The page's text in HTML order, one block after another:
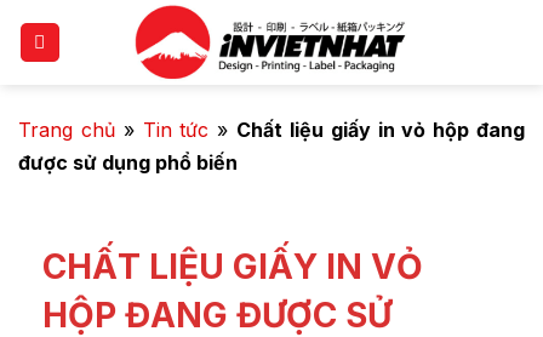
Trang chủ» Tin tức » Chất liệu giấy in vỏ hộp đang
được sử dụng phổ biến
CHẤT LIỆU GIẤY IN VỎ
HỘP ĐANG ĐƯỢC SỬ